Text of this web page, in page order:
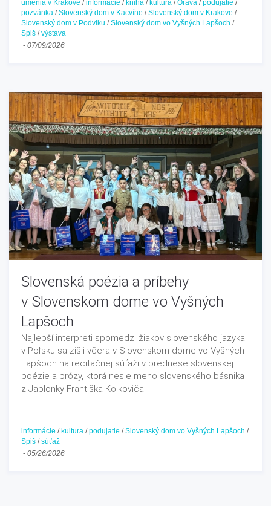
umenia v Krakove /informácie /kniha /kultura /Orava /podujatie /
pozvánka /Slovenský dom v Kacvíne /Slovenský dom v Krakove /
Slovenský dom v Podvlku /Slovenský dom vo Vyšných Lapšoch /
Spiš /výstava
- 07/09/2026
Slovenská poézia a príbehy
v Slovenskom dome vo Vyšných
Lapšoch
Najlepší interpreti spomedzi žiakov slovenského jazyka
v Poľsku sa zišli včera v Slovenskom dome vo Vyšných
Lapšoch na recitačnej súťaži v prednese slovenskej
poézie a prózy, ktorá nesie meno slovenského básnika
z Jablonky Františka Kolkoviča.
informácie / kultura /podujatie /Slovenský dom vo Vyšných Lapšoch /
Spiš /súťaž
- 05/26/2026